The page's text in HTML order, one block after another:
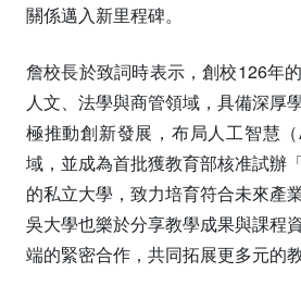
關係邁入新里程碑。
詹校長於致詞時表示，創校126年
人文、法學與商管領域，具備深厚
極推動創新發展，布局人工智慧
域，並成為首批獲教育部核准試辦
的私立大學，致力培育符合未來產
吳大學也樂於分享教學成果與課程
端的緊密合作，共同拓展更多元的